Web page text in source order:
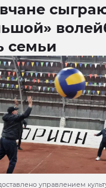
семьи
управлением